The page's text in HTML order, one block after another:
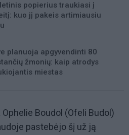
popierius traukiasi į
kuo jį pakeis artimiausiu
planuoja apgyvendinti 80
žmonių: kaip atrodys
miestas
Boudol (Ofeli Budol)
pastebėjo šį už ją